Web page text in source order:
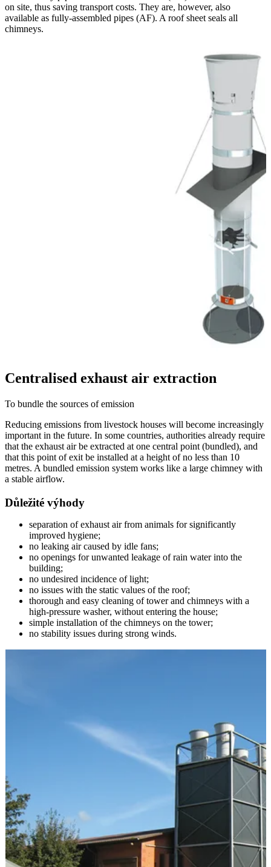
on site, thus saving transport costs. They are, however, also
available as fully-assembled pipes (AF). A roof sheet seals all
chimneys.
Centralised exhaust air extraction
To bundle the sources of emission
Reducing emissions from livestock houses will become increasingly
important in the future. In some countries, authorities already require
that the exhaust air be extracted at one central point (bundled), and
that this point of exit be installed at a height of no less than 10
metres. A bundled emission system works like a large chimney with
a stable airflow.
Důležité výhody
separation of exhaust air from animals for significantly
improved hygiene;
no leaking air caused by idle fans;
no openings for unwanted leakage of rain water into the
building;
no undesired incidence of light;
no issues with the static values of the roof;
thorough and easy cleaning of tower and chimneys with a
high-pressure washer, without entering the house;
simple installation of the chimneys on the tower;
no stability issues during strong winds.